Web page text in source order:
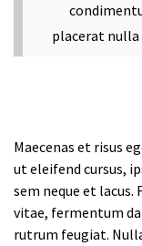
placerat nulla
Maecenas et risus
ut eleifend cursus,
sem neque et lacus.
vitae, fermentum
rutrum feugiat.